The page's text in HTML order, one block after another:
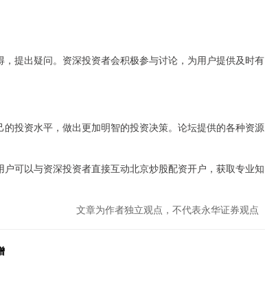
提出疑问。资深投资者会积极参与讨论，为用户提供及时有
投资水平，做出更加明智的投资决策。论坛提供的各种资源
可以与资深投资者直接互动北京炒股配资开户，获取专业知
文章为作者独立观点，不代表永华证券观点